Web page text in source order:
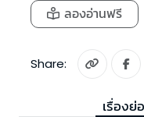
ลองอ่านฟรี
Share:
เรื่องย่อ